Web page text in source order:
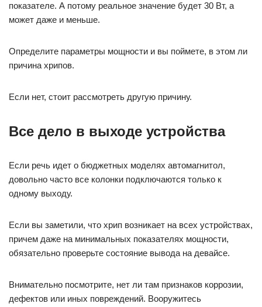
показателе. А потому реальное значение будет 30 Вт, а
может даже и меньше.
Определите параметры мощности и вы поймете, в этом ли
причина хрипов.
Если нет, стоит рассмотреть другую причину.
Все дело в выходе устройства
Если речь идет о бюджетных моделях автомагнитол,
довольно часто все колонки подключаются только к
одному выходу.
Если вы заметили, что хрип возникает на всех устройствах,
причем даже на минимальных показателях мощности,
обязательно проверьте состояние вывода на девайсе.
Внимательно посмотрите, нет ли там признаков коррозии,
дефектов или иных повреждений. Вооружитесь